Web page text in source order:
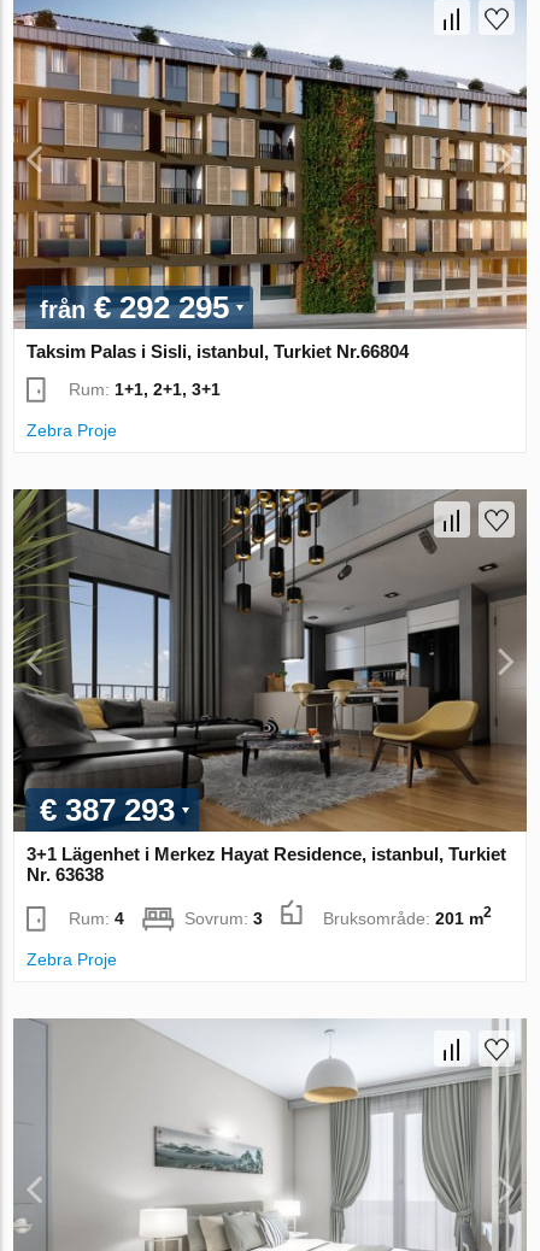
från € 292 295
Taksim Palas i Sisli, istanbul, Turkiet Nr.66804
Rum: 1+1, 2+1, 3+1
Zebra Proje
€ 387 293
3+1 Lägenhet i Merkez Hayat Residence, istanbul, Turkiet
Nr. 63638
Rum:4 Sovrum:3 Bruksområde:201 m2
Zebra Proje